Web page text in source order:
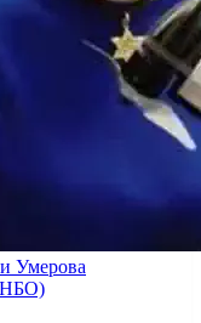
Умерова